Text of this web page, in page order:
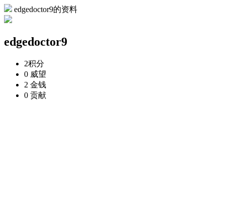
edgedoctor9的资料
edgedoctor9
2积分
0 威望
2 金钱
0 贡献